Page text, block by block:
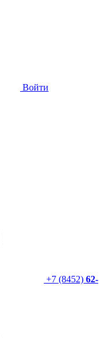
Войти
+7 (8452) 62-